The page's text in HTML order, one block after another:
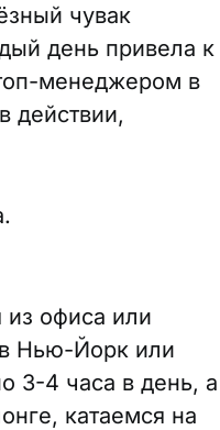
чувак
день привела к
менеджером в
действии,
из офиса или
Нью-Йорк или
3-4 часа в день, а
катаемся на